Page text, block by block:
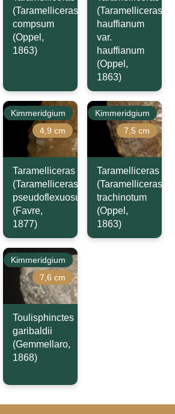
(Taramelliceras)
compsum
(Oppel,
1863)
(Taramelliceras)
hauffianum
var.
hauffianum
(Oppel,
1863)
Kimmeridgium
4,9 cm
Taramelliceras
(Taramelliceras)
pseudoflexuosum
(Favre,
1877)
Kimmeridgium
7,5 cm
Taramelliceras
(Taramelliceras)
trachinotum
(Oppel,
1863)
Kimmeridgium
7,6 cm
Toulisphinctes
garibaldii
(Gemmellaro,
1868)